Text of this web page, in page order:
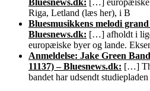
Riga, Letland (læs her), i B
Bluesmusikkens melodi
Bluesnews.dk: […] afholdt i
europæiske byer og lande.
Anmeldelse: Jake Green
11137) – Bluesnews.dk: […]
bandet har udsendt